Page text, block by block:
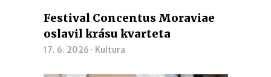
Festival Concentus Moraviae
oslavil krásu kvarteta
17. 6. 2026 · Kultura